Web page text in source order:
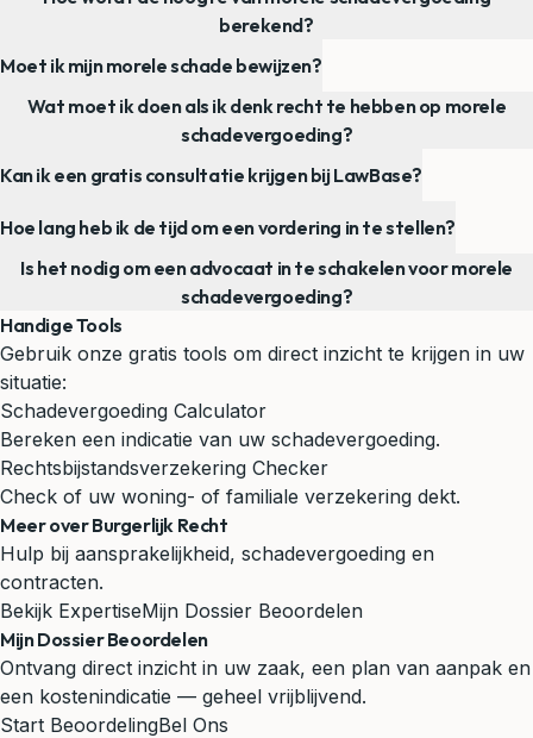
berekend?
Moet ik mijn morele schade bewijzen?
Wat moet ik doen als ik denk recht te hebben op morele
schadevergoeding?
Kan ik een gratis consultatie krijgen bij LawBase?
Hoe lang heb ik de tijd om een vordering in te stellen?
Is het nodig om een advocaat in te schakelen voor morele
schadevergoeding?
Handige Tools
Gebruik onze gratis tools om direct inzicht te krijgen in uw
situatie:
Schadevergoeding Calculator
Bereken een indicatie van uw schadevergoeding.
Rechtsbijstandsverzekering Checker
Check of uw woning- of familiale verzekering dekt.
Meer over Burgerlijk Recht
Hulp bij aansprakelijkheid, schadevergoeding en
contracten.
Bekijk ExpertiseMijn Dossier Beoordelen
Mijn Dossier Beoordelen
Ontvang direct inzicht in uw zaak, een plan van aanpak en
een kostenindicatie — geheel vrijblijvend.
Start BeoordelingBel Ons